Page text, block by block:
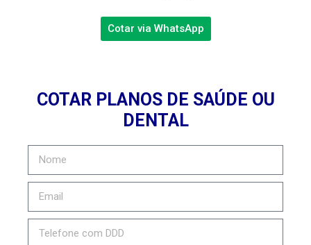
Cotar via WhatsApp
COTAR PLANOS DE SAÚDE OU
DENTAL